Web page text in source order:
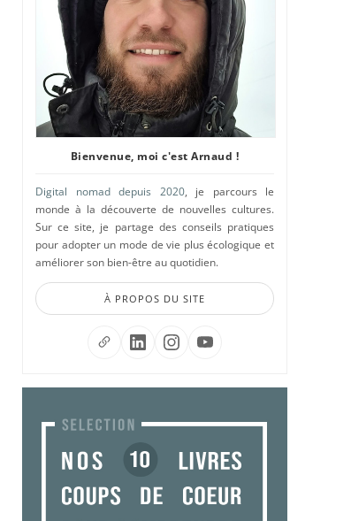
Bienvenue, moi c'est Arnaud !
Digital nomad depuis 2020, je parcours le
monde à la découverte de nouvelles cultures.
Sur ce site, je partage des conseils pratiques
pour adopter un mode de vie plus écologique et
améliorer son bien-être au quotidien.
À PROPOS DU SITE